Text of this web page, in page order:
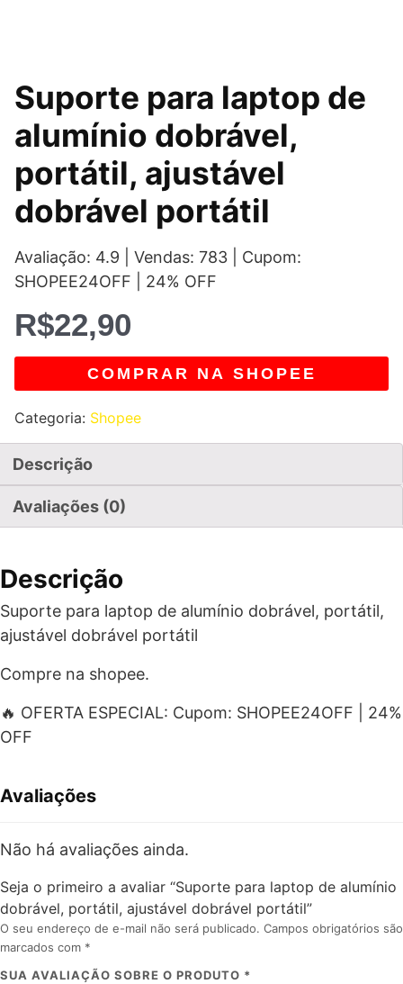
Suporte para laptop de
alumínio dobrável,
portátil, ajustável
dobrável portátil
Avaliação: 4.9 | Vendas: 783 | Cupom:
SHOPEE24OFF | 24% OFF
R$22,90
COMPRAR NA SHOPEE
Categoria: Shopee
Descrição
Avaliações (0)
Descrição
Suporte para laptop de alumínio dobrável, portátil,
ajustável dobrável portátil
Compre na shopee.
🔥 OFERTA ESPECIAL: Cupom: SHOPEE24OFF | 24%
OFF
Avaliações
Não há avaliações ainda.
Seja o primeiro a avaliar “Suporte para laptop de alumínio
dobrável, portátil, ajustável dobrável portátil”
O seu endereço de e-mail não será publicado. Campos obrigatórios são
marcados com *
SUA AVALIAÇÃO SOBRE O PRODUTO *